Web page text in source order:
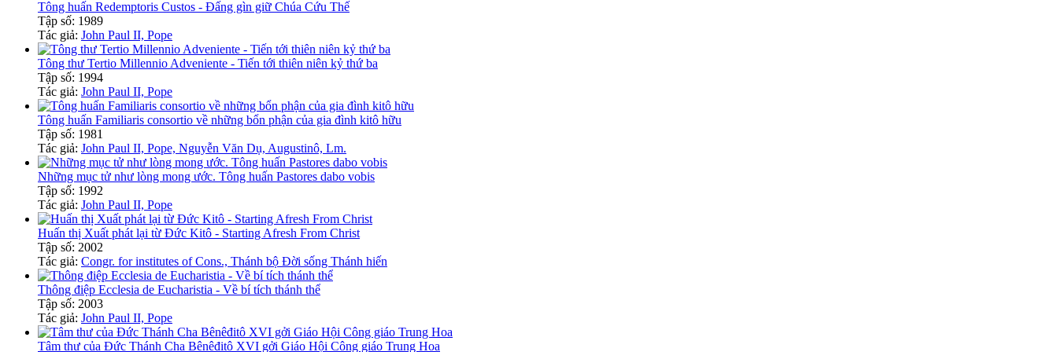
Tông huấn Redemptoris Custos - Đấng gìn giữ Chúa Cứu Thế
Tập số: 1989
Tác giả: John Paul II, Pope
Tông thư Tertio Millennio Adveniente - Tiến tới thiên niên kỷ thứ ba
Tập số: 1994
Tác giả: John Paul II, Pope
Tông huấn Familiaris consortio về những bổn phận của gia đình kitô hữu
Tập số: 1981
Tác giả: John Paul II, Pope, Nguyễn Văn Dụ, Augustinô, Lm.
Những mục tử như lòng mong ước. Tông huấn Pastores dabo vobis
Tập số: 1992
Tác giả: John Paul II, Pope
Huấn thị Xuất phát lại từ Đức Kitô - Starting Afresh From Christ
Tập số: 2002
Tác giả: Congr. for institutes of Cons., Thánh bộ Đời sống Thánh hiến
Thông điệp Ecclesia de Eucharistia - Về bí tích thánh thể
Tập số: 2003
Tác giả: John Paul II, Pope
Tâm thư của Đức Thánh Cha Bênêđitô XVI gởi Giáo Hội Công giáo Trung Hoa